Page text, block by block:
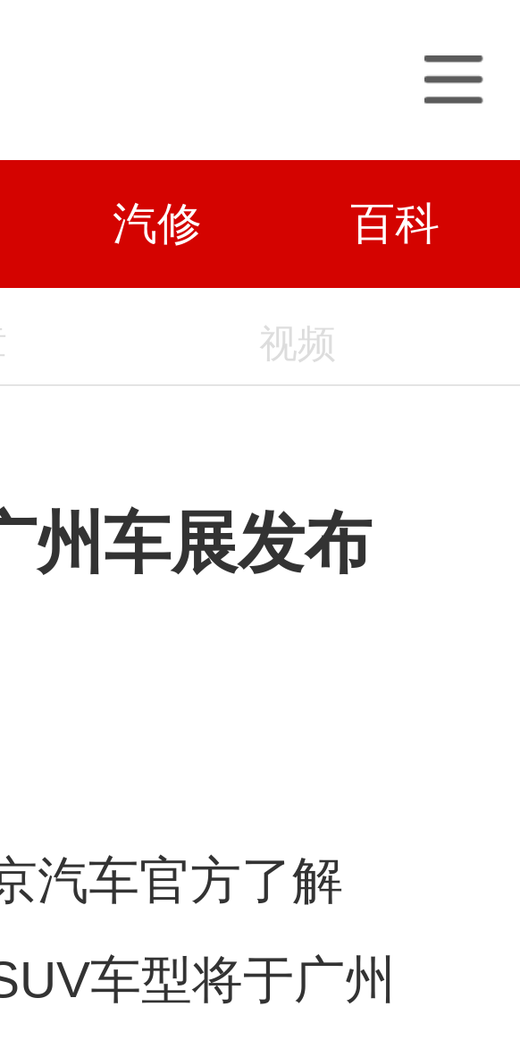
汽修 百科
视频
州车展发布
汽车官方了解
车型将于广州